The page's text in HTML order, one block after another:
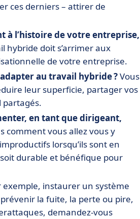
ces derniers – attirer de
à l’histoire de votre entreprise,
hybride doit s’arrimer aux
de votre entreprise.
au travail hybride ?Vous
leur superficie, partager vos
partagés.
en tant que dirigeant,
comment vous allez vous y
lorsqu’ils sont en
durable et bénéfique pour
exemple, instaurer un système
la fuite, la perte ou pire,
demandez-vous